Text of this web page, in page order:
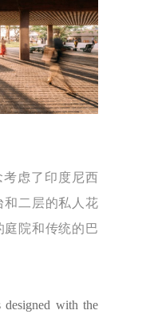
考虑了印度尼西
和二层的私人花
庭院和传统的巴
designed with the